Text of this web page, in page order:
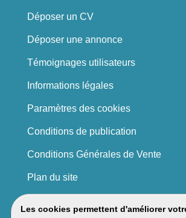
Les cookies permettent d'améliorer
Déposer un CV
Déposer une annonce
Témoignages utilisateurs
Informations légales
Paramètres des cookies
Conditions de publication
Conditions Générales de Vente
Plan du site